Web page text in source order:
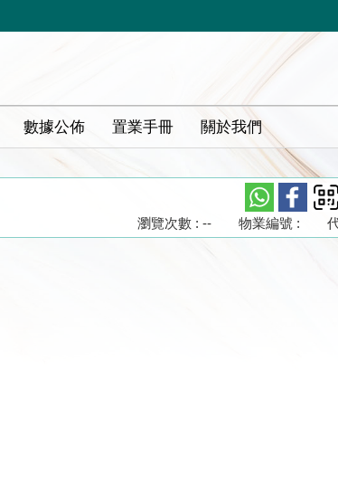
數據公佈 置業手冊 關於我們
物業編號 :
瀏覽次數 : --